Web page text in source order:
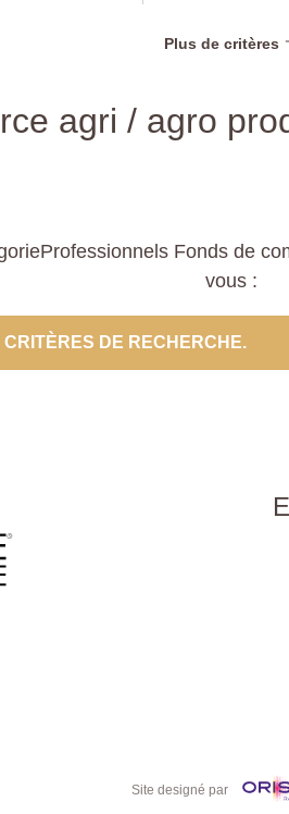
Plus de critères
agri / agro
Fonds de
vous :
DE RECHERCHE.
Site designé par